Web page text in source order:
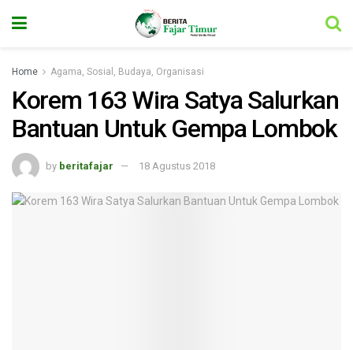
Home Agama, Sosial, Budaya, Organisasi
Korem 163 Wira Satya Salurkan
Bantuan Untuk Gempa Lombok
by beritafajar 18 Agustus 2018